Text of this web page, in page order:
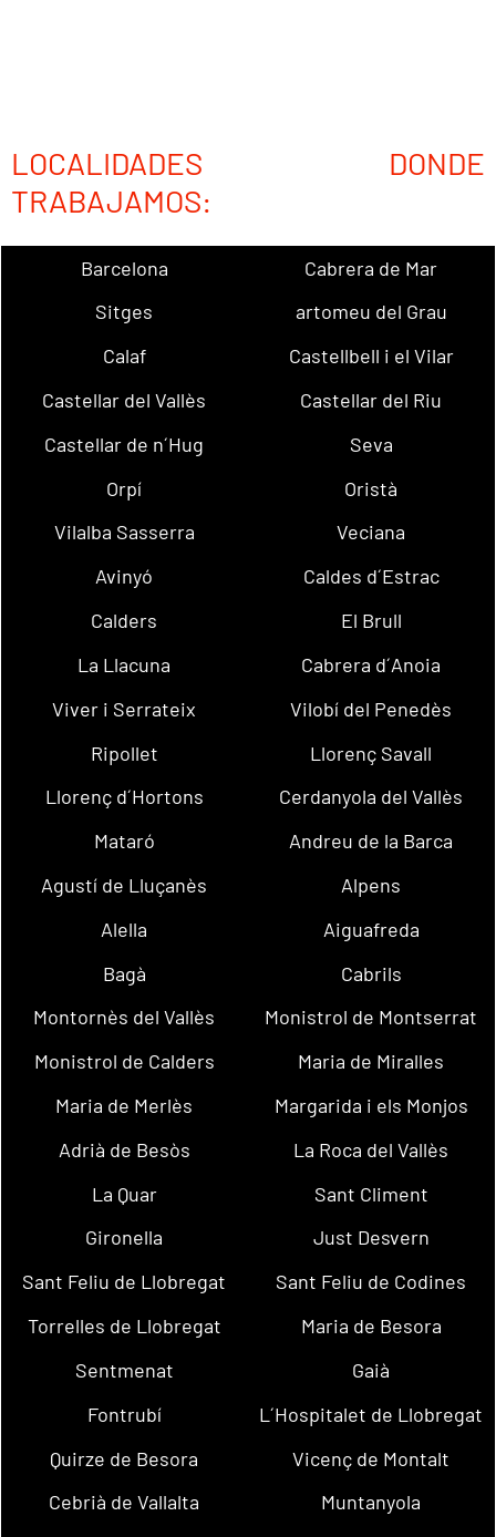
LOCALIDADES DONDE
TRABAJAMOS:
Barcelona
Cabrera de Mar
Sitges
artomeu del Grau
Calaf
Castellbell i el Vilar
Castellar del Vallès
Castellar del Riu
Castellar de n´Hug
Seva
Orpí
Oristà
Vilalba Sasserra
Veciana
Avinyó
Caldes d´Estrac
Calders
El Brull
La Llacuna
Cabrera d´Anoia
Viver i Serrateix
Vilobí del Penedès
Ripollet
Llorenç Savall
Llorenç d´Hortons
Cerdanyola del Vallès
Mataró
Andreu de la Barca
Agustí de Lluçanès
Alpens
Alella
Aiguafreda
Bagà
Cabrils
Montornès del Vallès
Monistrol de Montserrat
Monistrol de Calders
Maria de Miralles
Maria de Merlès
Margarida i els Monjos
Adrià de Besòs
La Roca del Vallès
La Quar
Sant Climent
Gironella
Just Desvern
Sant Feliu de Llobregat
Sant Feliu de Codines
Torrelles de Llobregat
Maria de Besora
Sentmenat
Gaià
Fontrubí
L´Hospitalet de Llobregat
Quirze de Besora
Vicenç de Montalt
Cebrià de Vallalta
Muntanyola